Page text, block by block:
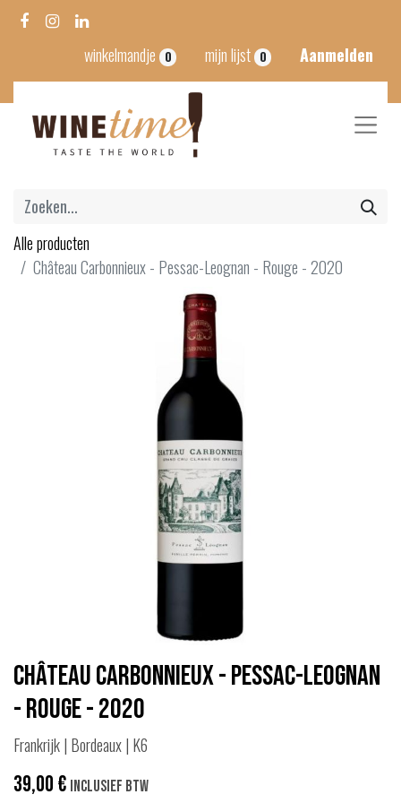
winkelmandje 0 mijn lijst 0 Aanmelden
Alle producten
Château Carbonnieux - Pessac-Leognan - Rouge - 2020
Château Carbonnieux - Pessac-Leognan
- Rouge - 2020
Frankrijk | Bordeaux | K6
39,00€ Inclusief btw